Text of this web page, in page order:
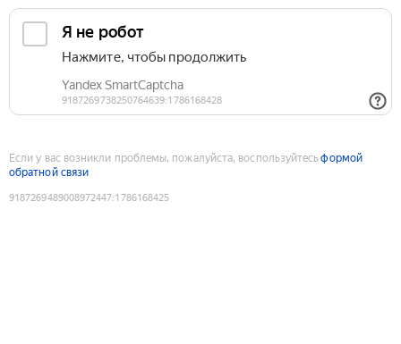
Если у вас возникли проблемы, пожалуйста, воспользуйтесьформой
обратной связи
9187269489008972447:1786168425